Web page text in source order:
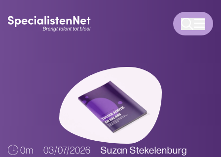
0m 03/07/2026 Suzan Stekelenburg